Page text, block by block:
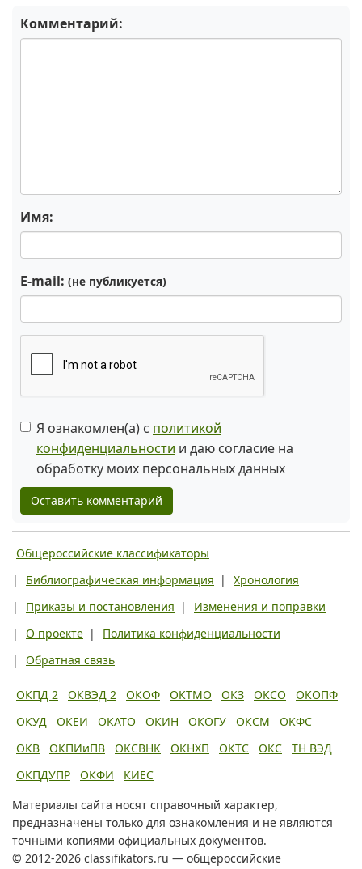
Комментарий:
Имя:
E-mail: (не публикуется)
Я ознакомлен(а) с политикой
конфиденциальности и даю согласие на
обработку моих персональных данных
Оставить комментарий
Общероссийские классификаторы
|
Библиографическая информация |
Хронология
|
Приказы и постановления |
Изменения и поправки
|
О проекте |
Политика конфиденциальности
|
Обратная связь
ОКПД 2 ОКВЭД 2 ОКОФ ОКТМО ОКЗ ОКСО
ОКОПФ
ОКУД
ОКЕИ ОКАТО ОКИН ОКОГУ ОКСМ
ОКФС
ОКВ
ОКПИиПВ ОКСВНК ОКНХП ОКТС ОКС
ТН ВЭД
ОКПДУПР
ОКФИ
КИЕС
Материалы сайта носят справочный характер,
предназначены только для ознакомления и не являются
точными копиями официальных документов.
© 2012-2026 classifikators.ru — общероссийские